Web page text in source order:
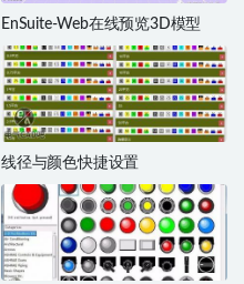
EnSuite-Web在线预览3D模型
线径与颜色快捷设置